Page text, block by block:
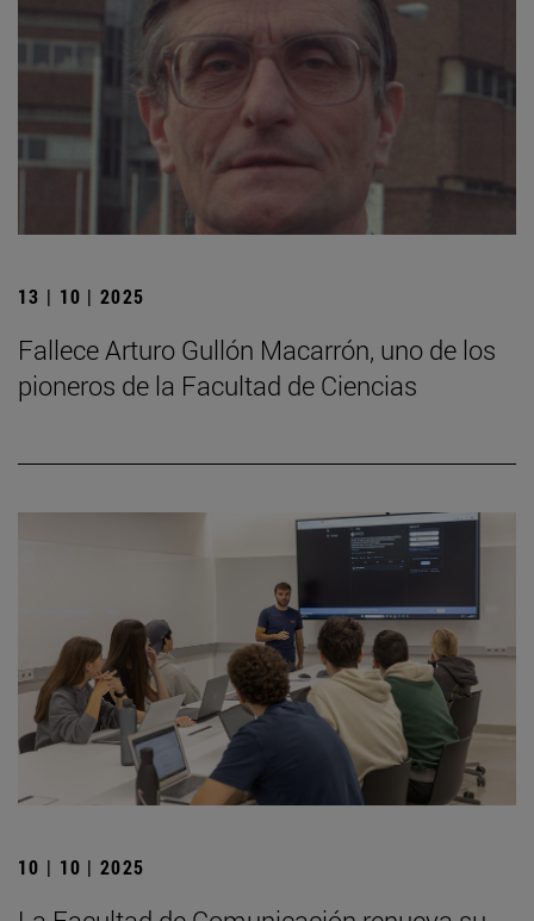
13 | 10 | 2025
Fallece Arturo Gullón Macarrón, uno de los
pioneros de la Facultad de Ciencias
10 | 10 | 2025